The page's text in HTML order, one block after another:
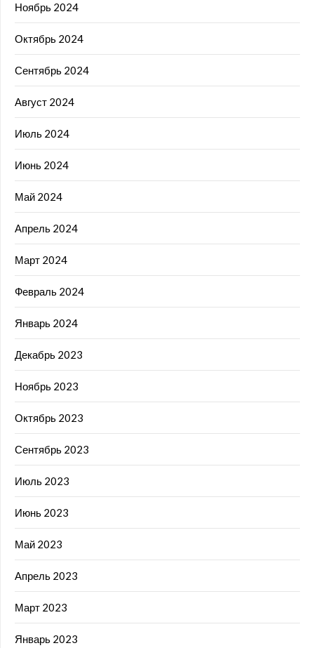
Ноябрь 2024
Октябрь 2024
Сентябрь 2024
Август 2024
Июль 2024
Июнь 2024
Май 2024
Апрель 2024
Март 2024
Февраль 2024
Январь 2024
Декабрь 2023
Ноябрь 2023
Октябрь 2023
Сентябрь 2023
Июль 2023
Июнь 2023
Май 2023
Апрель 2023
Март 2023
Январь 2023